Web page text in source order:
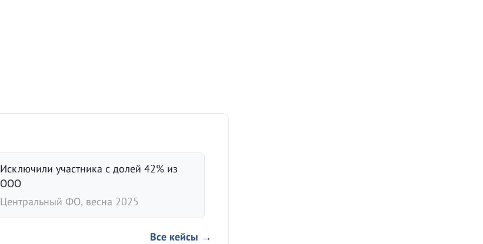
Исключили участника с долей 42% из
ООО
Центральный ФО, весна 2025
Все кейсы →